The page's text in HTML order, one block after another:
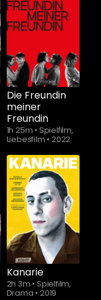
Schauen Sie
Die Freundin
meiner
Freundin
1h 25m • Spielfilm,
Liebesfilm • 2022
Kanarie
2h 3m • Spielfilm,
Drama • 2019